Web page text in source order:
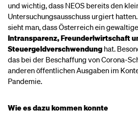
und wichtig, dass NEOS bereits den
Untersuchungsausschuss urgiert
sieht man, dass Österreich ein
Intransparenz, Freunderlwirtschaft
Steuergeldverschwendung hat.
das bei der Beschaffung von Corona-
anderen öffentlichen Ausgaben im
Pandemie.
Wie es dazu kommen konnte